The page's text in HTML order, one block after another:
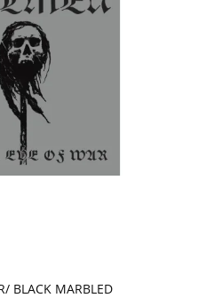
BLACK MARBLED